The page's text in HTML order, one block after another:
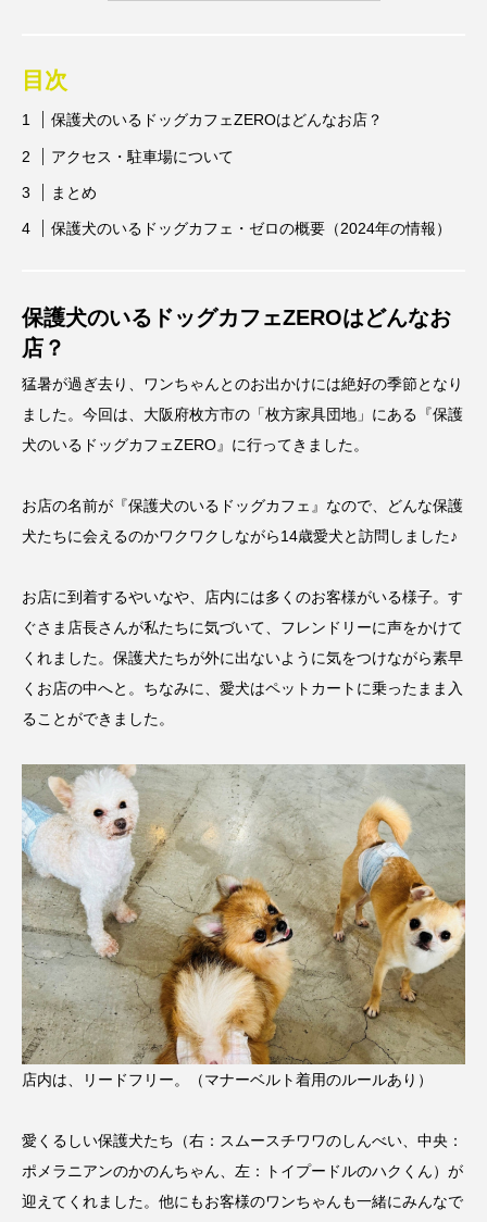
目次
保護犬のいるドッグカフェZEROはどんなお店？
アクセス・駐車場について
まとめ
保護犬のいるドッグカフェ・ゼロの概要（2024年の情報）
保護犬のいるドッグカフェZEROはどんなお
店？
猛暑が過ぎ去り、ワンちゃんとのお出かけには絶好の季節となり
ました。今回は、大阪府枚方市の「枚方家具団地」にある『保護
犬のいるドッグカフェZERO』に行ってきました。
お店の名前が『保護犬のいるドッグカフェ』なので、どんな保護
犬たちに会えるのかワクワクしながら14歳愛犬と訪問しました♪
お店に到着するやいなや、店内には多くのお客様がいる様子。す
ぐさま店長さんが私たちに気づいて、フレンドリーに声をかけて
くれました。保護犬たちが外に出ないように気をつけながら素早
くお店の中へと。ちなみに、愛犬はペットカートに乗ったまま入
ることができました。
店内は、リードフリー。（マナーベルト着用のルールあり）
愛くるしい保護犬たち（右：スムースチワワのしんべい、中央：
ポメラニアンのかのんちゃん、左：トイプードルのハクくん）が
迎えてくれました。他にもお客様のワンちゃんも一緒にみんなで